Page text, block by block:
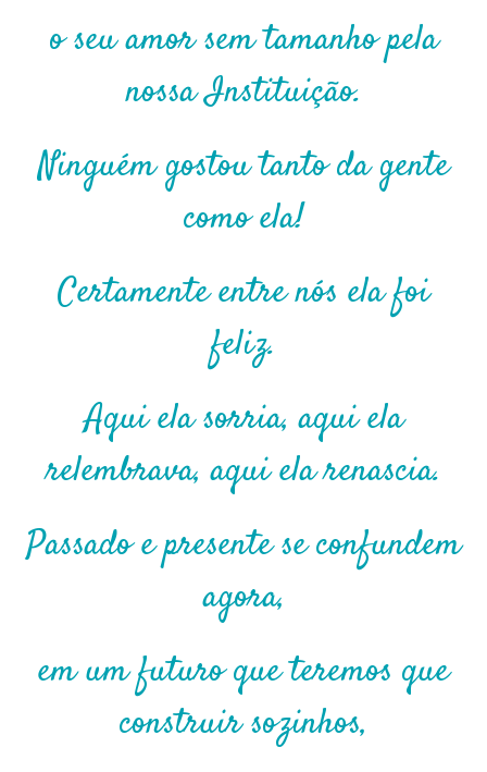
o seu amor sem tamanho pela
nossa Instituição.
Ninguém gostou tanto da gente
como ela!
Certamente entre nós ela foi
feliz.
Aqui ela sorria, aqui ela
relembrava, aqui ela renascia.
Passado e presente se confundem
agora,
em um futuro que teremos que
construir sozinhos,